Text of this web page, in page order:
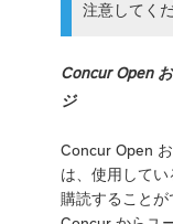
注意してくだ
Concur Open
ジ
Concur Open
は、使用して
購読すること